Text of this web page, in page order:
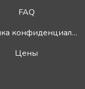
FAQ
Политика конфиденциальности
Цены